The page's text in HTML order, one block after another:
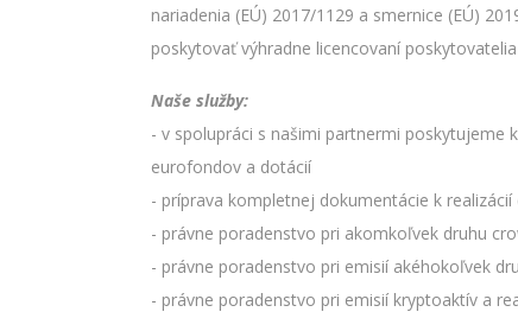
nariadenia (EÚ) 2017/1129 a smernice (EÚ)
poskytovať výhradne licencovaní
Naše služby:
- v spolupráci s našimi partnermi poskytujeme
eurofondov a dotácií
- príprava kompletnej dokumentácie k
- právne poradenstvo pri akomkoľvek druhu
- právne poradenstvo pri emisií akéhokoľvek
- právne poradenstvo pri emisií kryptoaktív a